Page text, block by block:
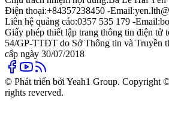
Điện thoại:+84357238450 -Email:
Liên hệ quảng cáo:0357 535 179 -Email:
Giấy phép thiết lập trang thông tin điện tử
54/GP-TTĐT do Sở Thông tin và Truyền
cấp ngày 30/07/2018
© Phát triển bởi Yeah1 Group. Copyright
rights reverved.